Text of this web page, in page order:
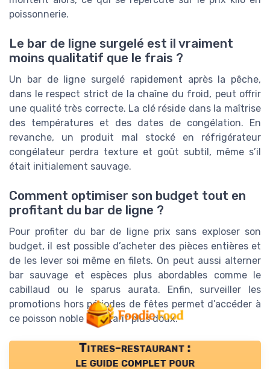
poissonnerie.
Le bar de ligne surgelé est il vraiment
moins qualitatif que le frais ?
Un bar de ligne surgelé rapidement après la pêche,
dans le respect strict de la chaîne du froid, peut offrir
une qualité très correcte. La clé réside dans la maîtrise
des températures et des dates de congélation. En
revanche, un produit mal stocké en réfrigérateur
congélateur perdra texture et goût subtil, même s’il
était initialement sauvage.
Comment optimiser son budget tout en
profitant du bar de ligne ?
Pour profiter du bar de ligne prix sans exploser son
budget, il est possible d’acheter des pièces entières et
de les lever soi même en filets. On peut aussi alterner
bar sauvage et espèces plus abordables comme le
cabillaud ou le sparus aurata. Enfin, surveiller les
promotions hors périodes de fêtes permet d’accéder à
ce poisson noble à un tarif plus doux.
Titres-restaurant :
le guide complet pour